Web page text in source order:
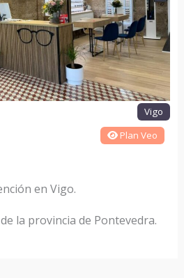
Vigo
Plan Veo
en Vigo.
la provincia de Pontevedra.